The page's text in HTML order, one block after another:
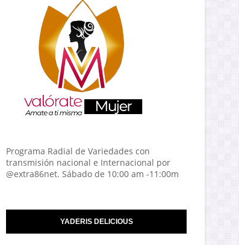
Programa Radial de Variedades con
transmisión nacional e Internacional por
@extra86net. Sábado de 10:00 am -11:00m
YADERIS DELICIOUS